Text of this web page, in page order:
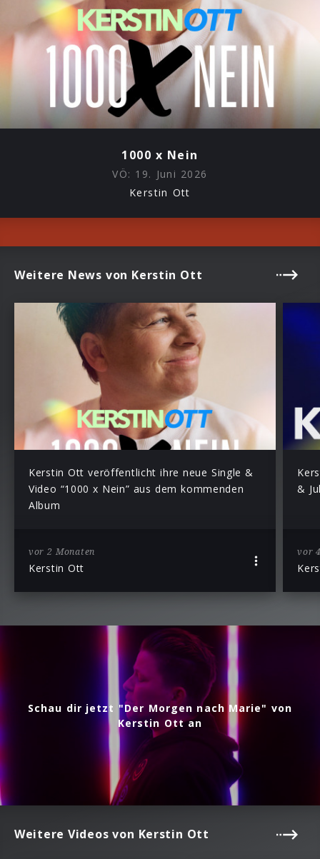
1000 x Nein
VÖ: 19. Juni 2026
Kerstin Ott
Weitere News von Kerstin Ott
Kerstin Ott veröffentlicht ihre neue Single &
Video “1000 x Nein” aus dem kommenden
Album
vor 2 Monaten
Kerstin Ott
&
vor
Schau dir jetzt "Der Morgen nach Marie" von
Kerstin Ott an
Weitere Videos von Kerstin Ott